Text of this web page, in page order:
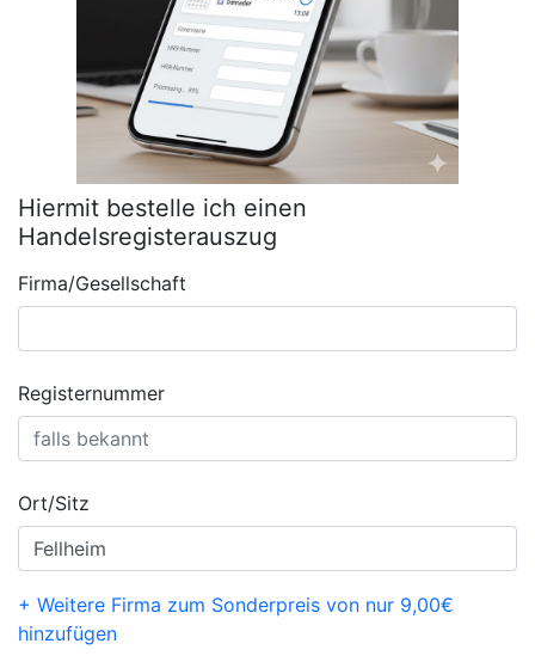
Hiermit bestelle ich einen
Handelsregisterauszug
Firma/Gesellschaft
Registernummer
Ort/Sitz
+ Weitere Firma zum Sonderpreis von nur 9,00€
hinzufügen